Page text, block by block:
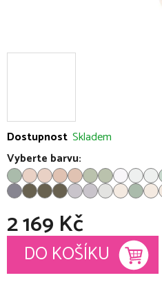
Dostupnost Skladem
Vyberte barvu:
2 169 Kč
Měrná cena:
DO KOŠÍKU